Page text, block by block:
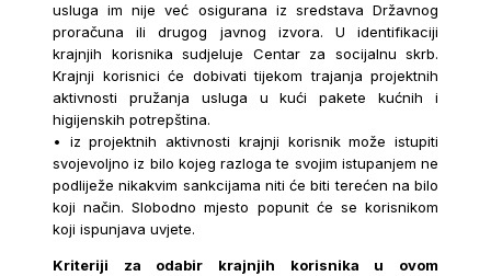
usluga im nije već osigurana iz sredstava Državnog
proračuna ili drugog javnog izvora. U identifikaciji
krajnjih korisnika sudjeluje Centar za socijalnu skrb.
Krajnji korisnici će dobivati tijekom trajanja projektnih
aktivnosti pružanja usluga u kući pakete kućnih i
higijenskih potrepština.
• iz projektnih aktivnosti krajnji korisnik može istupiti
svojevoljno iz bilo kojeg razloga te svojim istupanjem ne
podliježe nikakvim sankcijama niti će biti terećen na bilo
koji način. Slobodno mjesto popunit će se korisnikom
koji ispunjava uvjete.
Kriteriji za odabir krajnjih korisnika u ovom